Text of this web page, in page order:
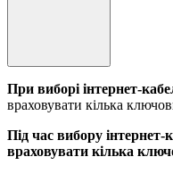
При виборі інтернет-
враховувати кілька
Під час вибору
враховувати кілька